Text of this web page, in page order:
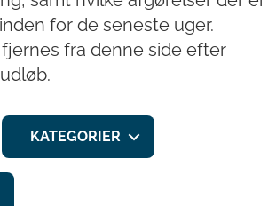
for de seneste uger.
fra denne side efter
KATEGORIER